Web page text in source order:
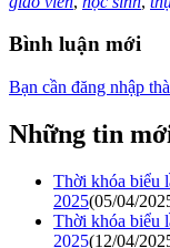
Bình luận mới
Bạn cần đăng nhập
Những tin
Thời khóa biểu
2025(05/04/
Thời khóa biểu
2025(12/04/